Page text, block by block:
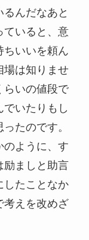
んだなあと
ていると、意
ちいいを頼ん
場は知りませ
らいの値段で
でいたりもし
たのです。
のように、す
励ましと助言
したことなか
考えを改めざ